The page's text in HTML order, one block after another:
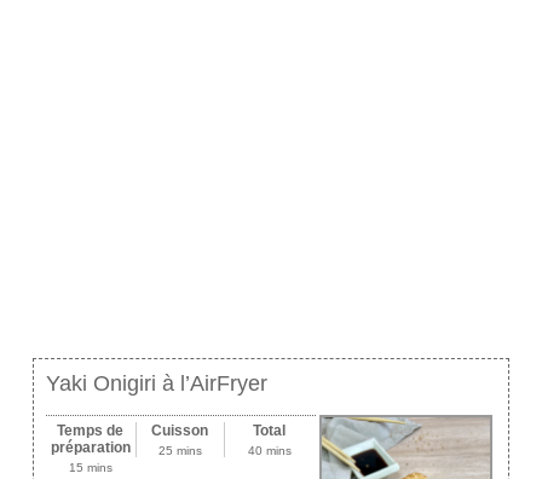
Yaki Onigiri à l’AirFryer
Temps de
préparation
15 mins
Cuisson
25 mins
Total
40 mins